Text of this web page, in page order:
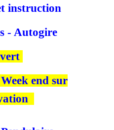
instruction
- Autogire
end sur